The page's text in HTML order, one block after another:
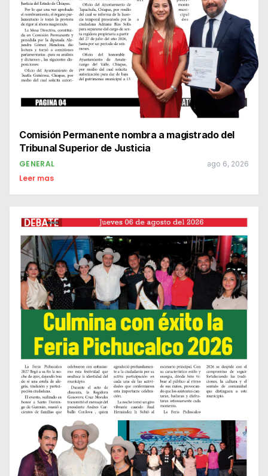
Comisión Permanente nombra a magistrado del
Tribunal Superior de Justicia
GENERAL ago 6, 2026
Leer mas